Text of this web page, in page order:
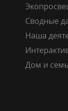
Сводные
Наша
Дом и